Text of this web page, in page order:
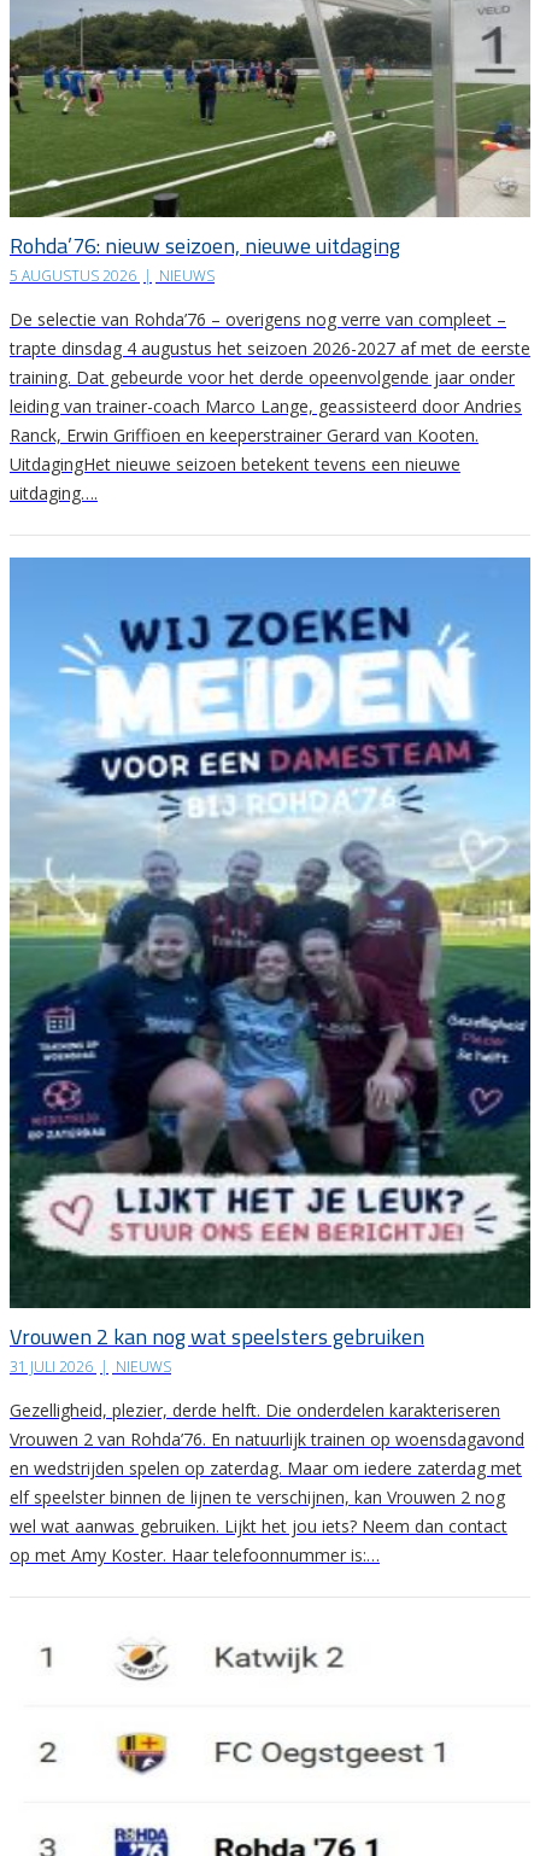
Rohda’76: nieuw seizoen, nieuwe uitdaging
5 AUGUSTUS 2026 | NIEUWS
De selectie van Rohda’76 – overigens nog verre van compleet –
trapte dinsdag 4 augustus het seizoen 2026-2027 af met de eerste
training. Dat gebeurde voor het derde opeenvolgende jaar onder
leiding van trainer-coach Marco Lange, geassisteerd door Andries
Ranck, Erwin Griffioen en keeperstrainer Gerard van Kooten.
UitdagingHet nieuwe seizoen betekent tevens een nieuwe
uitdaging….
Vrouwen 2 kan nog wat speelsters gebruiken
31 JULI 2026 | NIEUWS
Gezelligheid, plezier, derde helft. Die onderdelen karakteriseren
Vrouwen 2 van Rohda’76. En natuurlijk trainen op woensdagavond
en wedstrijden spelen op zaterdag. Maar om iedere zaterdag met
elf speelster binnen de lijnen te verschijnen, kan Vrouwen 2 nog
wel wat aanwas gebruiken. Lijkt het jou iets? Neem dan contact
op met Amy Koster. Haar telefoonnummer is:…